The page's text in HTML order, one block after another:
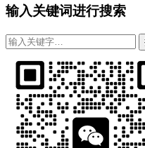
输入关键词进行搜索